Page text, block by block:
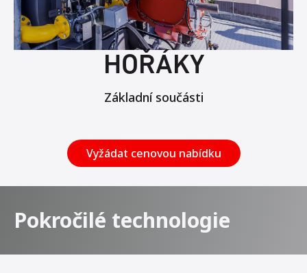
HOŘÁKY
Základní součásti
Vyžádat cenovou nabídku
Pokročilé technologie